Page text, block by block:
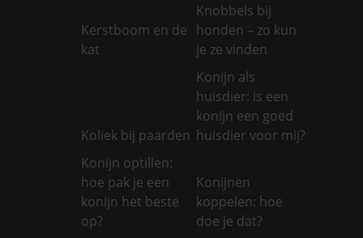
Kerstboom en de
kat
Knobbels bij
honden – zo kun
je ze vinden
Koliek bij paarden
Konijn als
huisdier: is een
konijn een goed
huisdier voor mij?
Konijn optillen:
hoe pak je een
konijn het beste
op?
Konijnen
koppelen: hoe
doe je dat?